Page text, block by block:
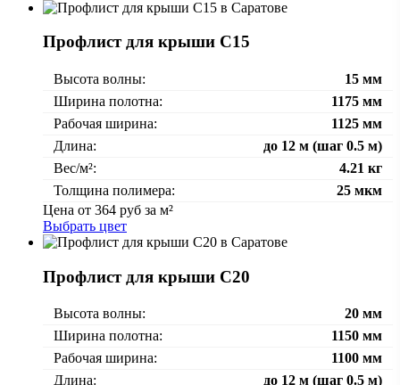
Профлист для крыши С15
Высота волны:
15 мм
Ширина полотна:
1175 мм
Рабочая ширина:
1125 мм
Длина:
до 12 м (шаг 0.5 м)
Вес/м²:
4.21 кг
Толщина полимера:
25 мкм
Цена от 364 руб за м²
Выбрать цвет
Профлист для крыши С20
Высота волны:
20 мм
Ширина полотна:
1150 мм
Рабочая ширина:
1100 мм
Длина:
до 12 м (шаг 0.5 м)